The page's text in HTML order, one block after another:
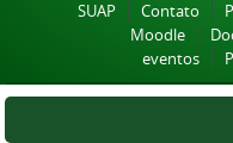
SUAP Contato
Moodle
eventos